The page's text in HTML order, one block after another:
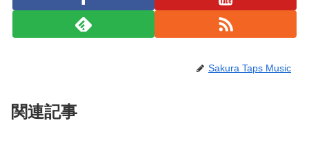
Sakura Taps Music
関連記事